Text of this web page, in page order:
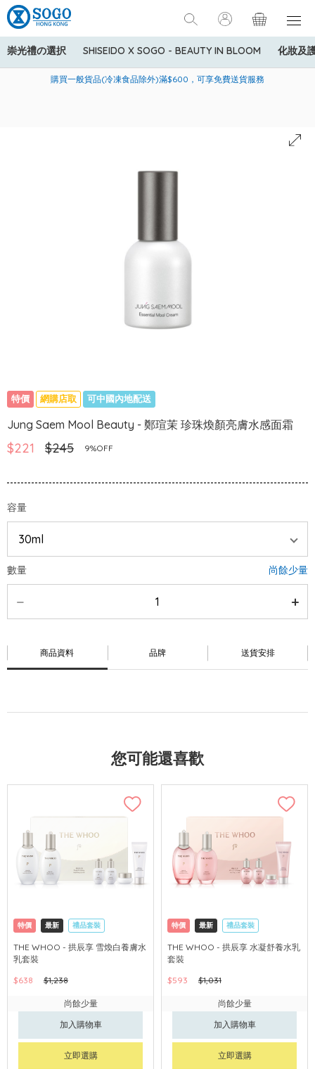
崇光禮の選択 SHISEIDO X SOGO - BEAUTY IN BLOOM 化妝及
美國運通Explorer®信用卡會員購物禮遇：高達5%簽賬回贈！
購買一般貨品(冷凍食品除外)滿$600，可享免費送貨服務
寄送中國內地服務只適用於指定商品，若訂單金額少於HK$600(折
特價 網購店取 可中國內地配送
Jung Saem Mool Beauty - 鄭瑄茉 珍珠煥顏亮膚水感面霜
$221 $245 9%OFF
容量
數量 尚餘少量
商品資料 品牌 送貨安排
您可能還喜歡
特價 最新 禮品套裝
網購店取 可中國內地配送
THE WHOO - 拱辰享 雪煥白養膚水
乳套裝
$638
$1,238
尚餘少量
加入購物車
立即選購
特價 最新 禮品套裝
網購店取 可中國內地配送
THE WHOO - 拱辰享 水凝舒養水乳
套裝
$593
$1,031
尚餘少量
加入購物車
立即選購